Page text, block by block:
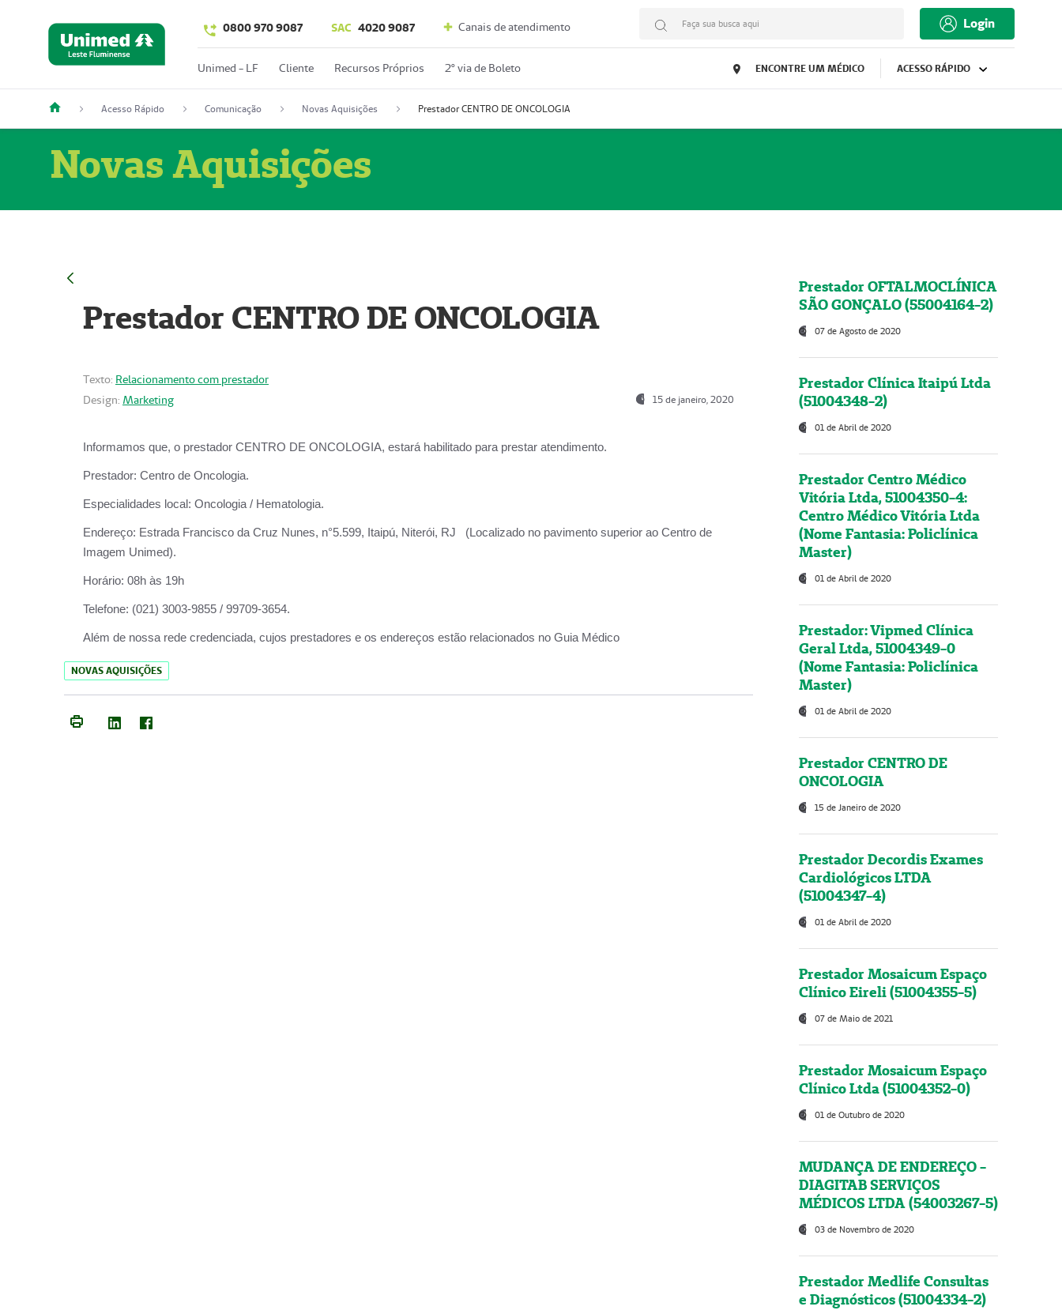
0800 970 9087 SAC 4020 9087 Canais de atendimento Faça sua busca aqui Login
Unimed - LF Cliente Recursos Próprios 2º via de Boleto ENCONTRE UM MÉDICO ACESSO RÁPIDO
Acesso Rápido Comunicação Novas Aquisições Prestador CENTRO DE ONCOLOGIA
Novas Aquisições
Prestador CENTRO DE ONCOLOGIA
Texto: Relacionamento com prestador
Design: Marketing 15 de janeiro, 2020
Informamos que, o prestador CENTRO DE ONCOLOGIA, estará habilitado para prestar atendimento.
Prestador: Centro de Oncologia.
Especialidades local: Oncologia / Hematologia.
Endereço: Estrada Francisco da Cruz Nunes, n°5.599, Itaipú, Niterói, RJ (Localizado no pavimento superior ao Centro de
Imagem Unimed).
Horário: 08h às 19h
Telefone: (021) 3003-9855 / 99709-3654.
Além de nossa rede credenciada, cujos prestadores e os endereços estão relacionados no Guia Médico
NOVAS AQUISIÇÕES
Prestador OFTALMOCLÍNICA
SÃO GONÇALO (55004164-2)
07 de Agosto de 2020
Prestador Clínica Itaipú Ltda
(51004348-2)
01 de Abril de 2020
Prestador Centro Médico
Vitória Ltda, 51004350-4:
Centro Médico Vitória Ltda
(Nome Fantasia: Policlínica
Master)
01 de Abril de 2020
Prestador: Vipmed Clínica
Geral Ltda, 51004349-0
(Nome Fantasia: Policlínica
Master)
01 de Abril de 2020
Prestador CENTRO DE
ONCOLOGIA
15 de Janeiro de 2020
Prestador Decordis Exames
Cardiológicos LTDA
(51004347-4)
01 de Abril de 2020
Prestador Mosaicum Espaço
Clínico Eireli (51004355-5)
07 de Maio de 2021
Prestador Mosaicum Espaço
Clínico Ltda (51004352-0)
01 de Outubro de 2020
MUDANÇA DE ENDEREÇO -
DIAGITAB SERVIÇOS
MÉDICOS LTDA (54003267-5)
03 de Novembro de 2020
Prestador Medlife Consultas
e Diagnósticos (51004334-2)